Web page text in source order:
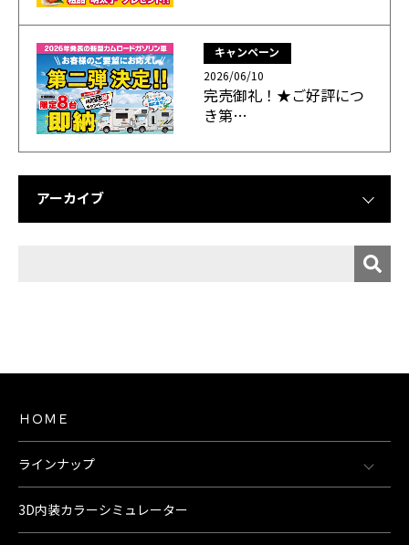
キャンペーン
2026/06/10
完売御礼！★ご好評につ
き第…
アーカイブ
ＨＯＭＥ
ラインナップ
3D内装カラーシミュレーター